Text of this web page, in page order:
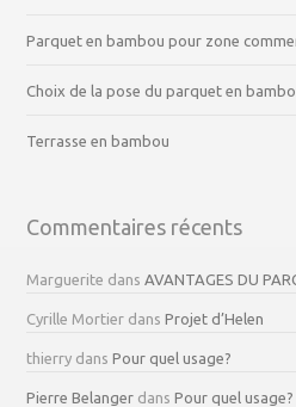
Parquet en bambou pour zone
Choix de la pose du parquet en
Terrasse en bambou
Commentaires récents
Marguerite dansAVANTAGES DU
Cyrille Mortier dansProjet d’Helen
thierry dansPour quel usage?
Pierre Belanger dansPour quel usage?